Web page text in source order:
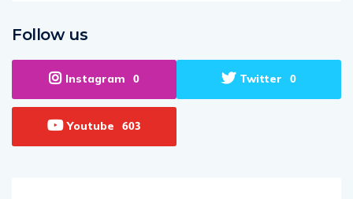
Follow us
Instagram 0 Twitter 0
Youtube 603